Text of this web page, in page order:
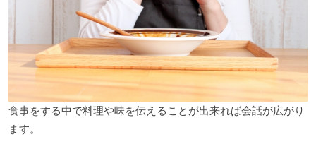
食事をする中で料理や味を伝えることが出来れば会話が広がり
ます。